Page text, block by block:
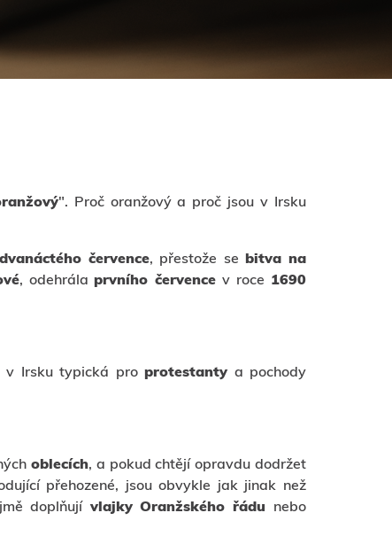
". Proč oranžový a proč jsou v Irsku
dvanáctého července, přestože se
bitva na
, odehrálaprvního července v roce 1690
v Irsku typická proprotestanty a pochody
oblecích, a pokud chtějí opravdu dodržet
přehozené, jsou obvykle jak jinak než
doplňují vlajky Oranžského řádu nebo